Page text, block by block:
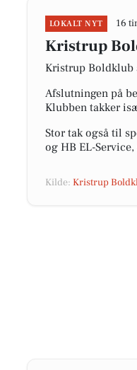
LOKALT NYT 16
Kristrup
Kristrup Boldklub
Afslutningen på
Klubben takker
Stor tak også til
og HB EL-
Kilde: Kristrup